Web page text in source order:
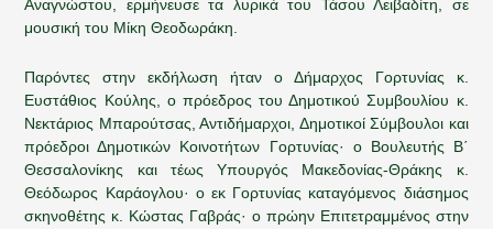
Αναγνώστου, ερμήνευσε τα λυρικά του Τάσου Λειβαδίτη, σε
μουσική του Μίκη Θεοδωράκη.
Παρόντες στην εκδήλωση ήταν ο Δήμαρχος Γορτυνίας κ.
Ευστάθιος Κούλης, ο πρόεδρος του Δημοτικού Συμβουλίου κ.
Νεκτάριος Μπαρούτσας, Αντιδήμαρχοι, Δημοτικοί Σύμβουλοι και
πρόεδροι Δημοτικών Κοινοτήτων Γορτυνίας· ο Βουλευτής Β΄
Θεσσαλονίκης και τέως Υπουργός Μακεδονίας-Θράκης κ.
Θεόδωρος Καράογλου· ο εκ Γορτυνίας καταγόμενος διάσημος
σκηνοθέτης κ. Κώστας Γαβράς· ο πρώην Επιτετραμμένος στην